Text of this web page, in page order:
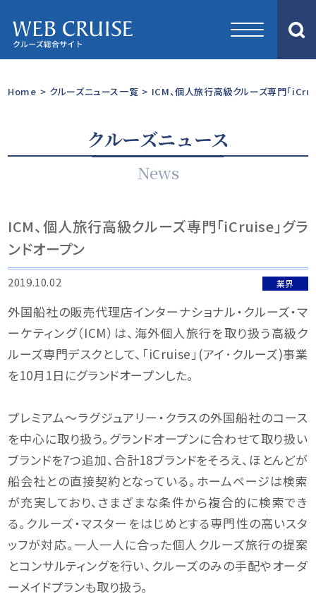
Home > クルーズニュース一覧 > ICM、個人旅行高級クルーズ専門「
クルーズニュース
News
ICM、個人旅行高級クルーズ専門「iCruise」グラ
ンドオープン
2019.10.02 業界
外国船社の販売代理店インターナショナル・クルーズ・マ
ーケティング（ICM）は、海外個人旅行を取り扱う高級ク
ルーズ専門デスクとして、「iCruise」(アイ･クルーズ)事業
を10月1日にグランドオープンした。
プレミアム～ラグジュアリー・クラスの外国船社のコース
を中心に取り扱う。グランドオープンに合わせて取り扱い
ブランドを7つ追加、合計18ブランドをそろえ、ほとんどが
船会社との直接契約となっている。ホームページは検索
が充実しており、さまざまな条件から複合的に検索でき
る。クルーズ・マスターをはじめとする専門性の高いスタ
ッフが対応。一人一人に合った個人クルーズ旅行の提案
とコンサルティングを行い、クルーズのみの手配やオーダ
ーメイドプランも取り扱う。